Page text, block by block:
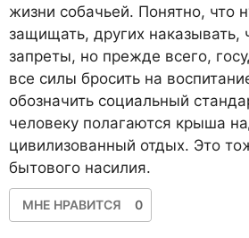
жизни собачьей. Понятно, что
защищать, других
запреты, но прежде всего,
все силы бросить на
обозначить социальный
человеку полагаются крыша
цивилизованный отдых. Это
бытового насилия.
МНЕ НРАВИТСЯ 0